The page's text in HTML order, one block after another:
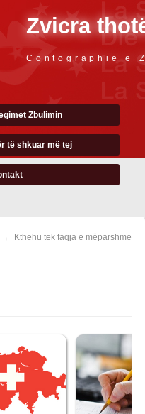
Zvicra
Contographie e
Zbulimin
të shkuar më tej
← Kthehu tek faqja e mëparshme